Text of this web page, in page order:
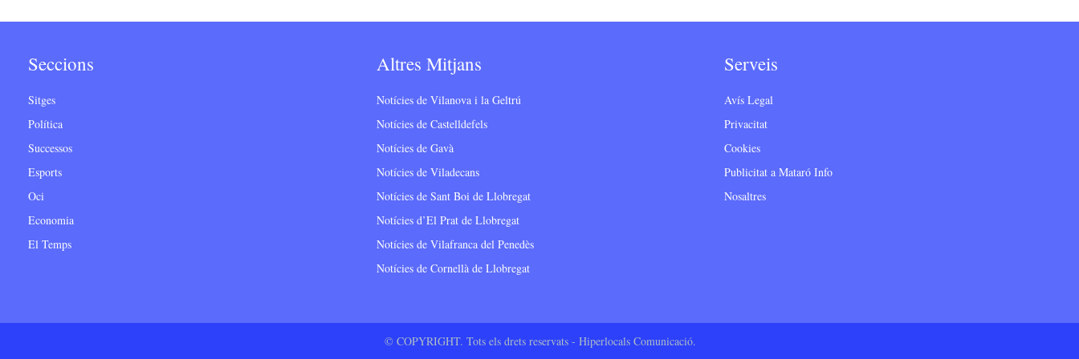
Seccions
Sitges
Política
Successos
Esports
Oci
Economia
El Temps
Altres Mitjans
Notícies de Vilanova i la Geltrú
Notícies de Castelldefels
Notícies de Gavà
Notícies de Viladecans
Notícies de Sant Boi de Llobregat
Notícies d’El Prat de Llobregat
Notícies de Vilafranca del Penedès
Notícies de Cornellà de Llobregat
Serveis
Avís Legal
Privacitat
Cookies
Publicitat a Mataró Info
Nosaltres
© COPYRIGHT. Tots els drets reservats - Hiperlocals Comunicació.